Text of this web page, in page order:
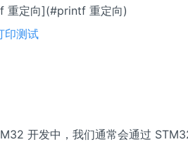
重定向](#printf 重定向)
印测试
开发中，我们通常会通过